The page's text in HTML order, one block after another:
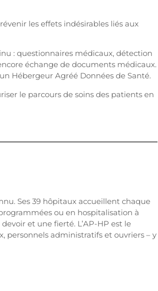
les effets indésirables liés aux
: questionnaires médicaux, détection
échange de documents médicaux.
Hébergeur Agréé Données de Santé.
le parcours de soins des patients en
Ses 39 hôpitaux accueillent chaque
ou en hospitalisation à
et une fierté. L’AP-HP est le
personnels administratifs et ouvriers – y